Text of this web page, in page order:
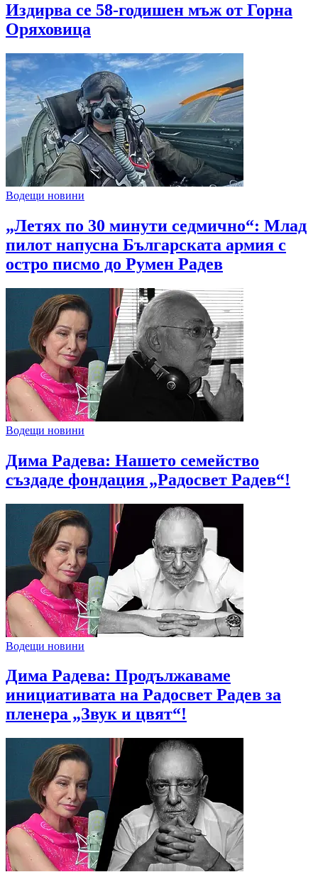
Издирва се 58-годишен мъж от Горна
Оряховица
Водещи новини
„Летях по 30 минути седмично“: Млад
пилот напусна Българската армия с
остро писмо до Румен Радев
Водещи новини
Дима Радева: Нашето семейство
създаде фондация „Радосвет Радев“!
Водещи новини
Дима Радева: Продължаваме
инициативата на Радосвет Радев за
пленера „Звук и цвят“!